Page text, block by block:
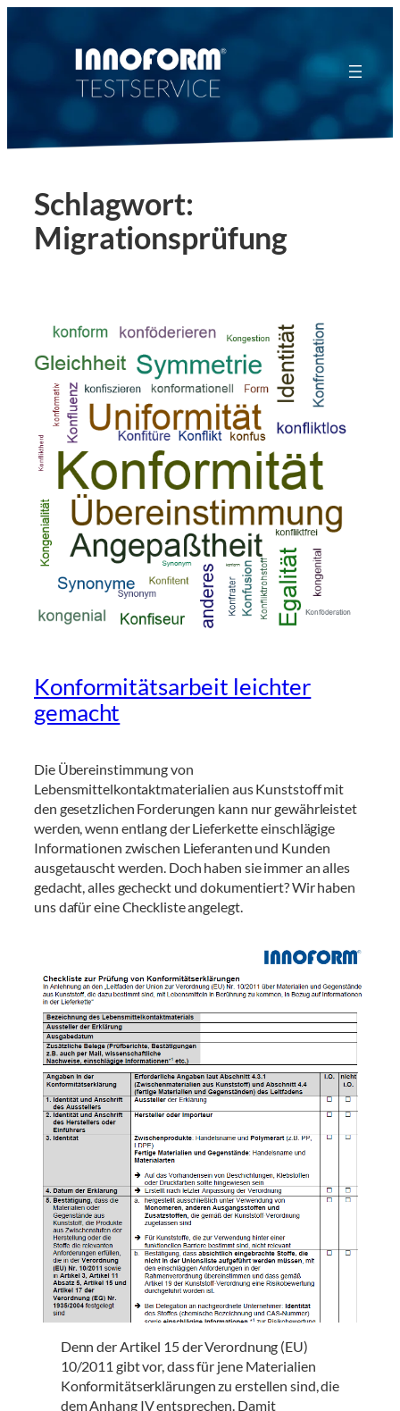
Schlagwort:
Migrationsprüfung
Konformitätsarbeit leichter
gemacht
Die Übereinstimmung von
Lebensmittelkontaktmaterialien aus Kunststoff mit
den gesetzlichen Forderungen kann nur gewährleistet
werden, wenn entlang der Lieferkette einschlägige
Informationen zwischen Lieferanten und Kunden
ausgetauscht werden. Doch haben sie immer an alles
gedacht, alles gecheckt und dokumentiert? Wir haben
uns dafür eine Checkliste angelegt.
Denn der Artikel 15 der Verordnung (EU)
10/2011 gibt vor, dass für jene Materialien
Konformitätserklärungen zu erstellen sind, die
dem Anhang IV entsprechen. Damit